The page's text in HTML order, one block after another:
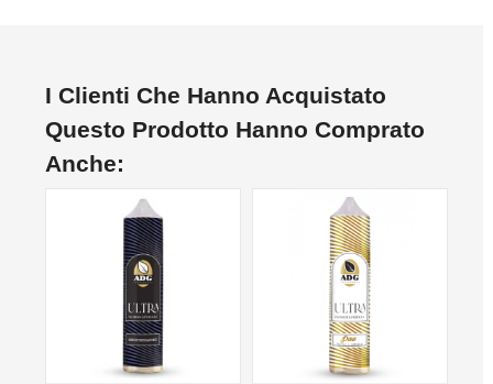
I Clienti Che Hanno Acquistato
Questo Prodotto Hanno Comprato
Anche: